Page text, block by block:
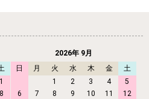
1
8
2026年 9月
日
月 火 水 木 金
土
1
2 3 4
5
6
7 8 9 10 11
12